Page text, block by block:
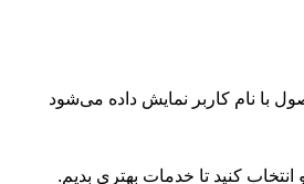
با نام کاربر نمایش داده می‌شود
انتخاب کنید تا خدمات بهتری بدیم.